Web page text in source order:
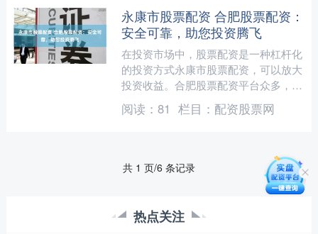
永康市股票配资 合肥股票配资：
安全可靠，助您投资腾飞
在投资市场中，股票配资是一种杠杆化
的投资方式永康市股票配资，可以放大
投资收益。合肥股票配资平台众多，但
选择安全可靠的平台至关重要。 在期
货配资中，投资者将自己的....
阅读： 81 栏目： 配资股票网
共 1 页/6 条记录
热点关注